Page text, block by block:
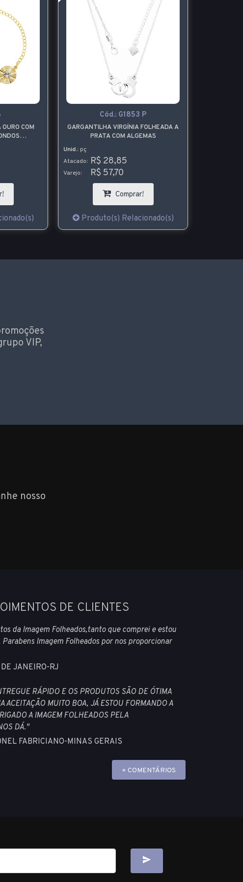
COM
Cód.: G1853 P
GARGANTILHA VIRGÍNIA FOLHEADA A
PRATA COM ALGEMAS
Unid.: pç
Atacado: R$ 28,85
Varejo: R$ 57,70
Comprar!
Produto(s) Relacionado(s)
VIP,
nosso
DE CLIENTES
da Imagem Folheados,tanto que comprei e estou
Imagem Folheados por nos proporcionar
JANEIRO-RJ
RÁPIDO E OS PRODUTOS SÃO DE ÓTIMA
ACEITAÇÃO MUITO BOA, JÁ ESTOU FORMANDO A
A IMAGEM FOLHEADOS PELA
DÁ."
FABRICIANO-MINAS GERAIS
+ COMENTÁRIOS